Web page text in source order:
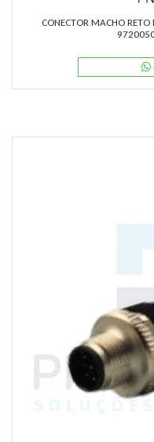
CONECTOR MACHO
9720050